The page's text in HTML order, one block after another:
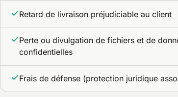
Retard de livraison préjudiciable au client
Perte ou divulgation de fichiers et de
confidentielles
Frais de défense (protection juridique